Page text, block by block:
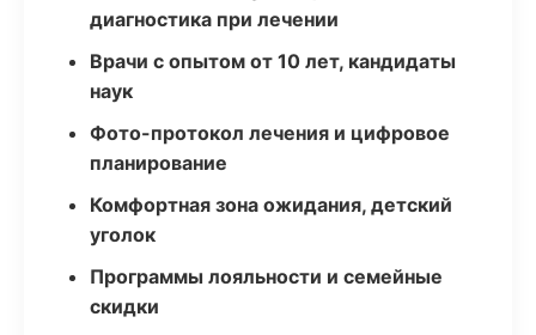
диагностика при лечении
Врачи с опытом от 10 лет, кандидаты
наук
Фото-протокол лечения и цифровое
планирование
Комфортная зона ожидания, детский
уголок
Программы лояльности и семейные
скидки